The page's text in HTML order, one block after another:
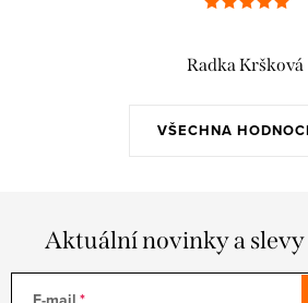
VŠECHNA
Radka Kršková
Aktuální novinky a slevy